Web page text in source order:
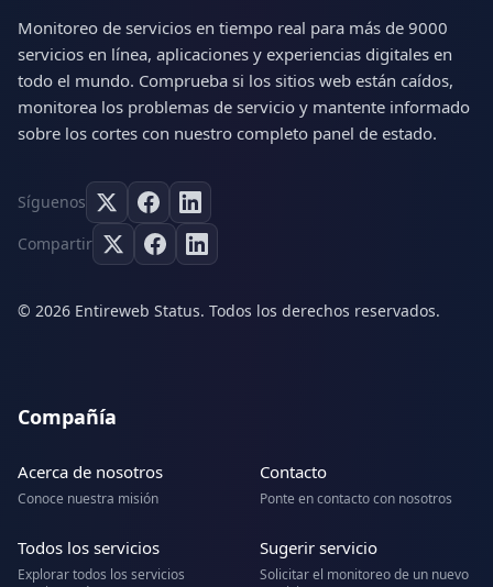
Monitoreo de servicios en tiempo real para más de 9000
servicios en línea, aplicaciones y experiencias digitales en
todo el mundo. Comprueba si los sitios web están caídos,
monitorea los problemas de servicio y mantente informado
sobre los cortes con nuestro completo panel de estado.
Síguenos
Compartir
© 2026 Entireweb Status. Todos los derechos reservados.
Compañía
Acerca de nosotros
Conoce nuestra misión
Contacto
Ponte en contacto con nosotros
Todos los servicios
Explorar todos los servicios
Sugerir servicio
Solicitar el monitoreo de un nuevo